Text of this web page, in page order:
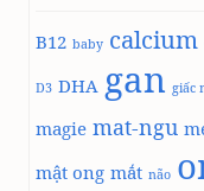
,
C
Â
Y
B12 baby calcium
D3 DHA gan giấc
magie mat-ngu
mật ong mắt não